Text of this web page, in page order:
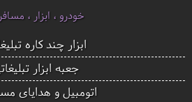
خودرو ، ابزار ،
ابزار چند کاره
جعبه ابزار
اتومبیل و هدایای